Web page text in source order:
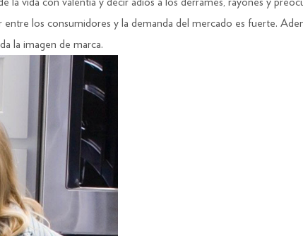
los consumidores y la demanda del mercado es fuerte.
la imagen de marca.